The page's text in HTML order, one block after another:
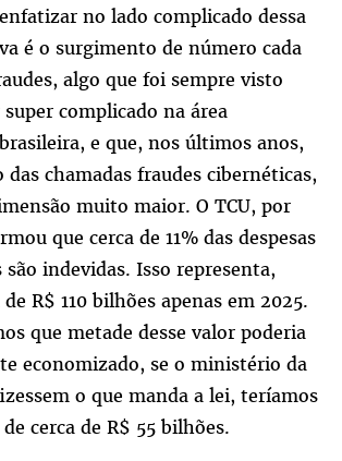
no lado complicado dessa
é o surgimento de número cada
algo que foi sempre visto
complicado na área
e que, nos últimos anos,
das chamadas fraudes cibernéticas,
muito maior. O TCU, por
que cerca de 11% das despesas
indevidas. Isso representa,
R$ 110 bilhões apenas em 2025.
que metade desse valor poderia
economizado, se o ministério da
o que manda a lei, teríamos
cerca de R$ 55 bilhões.